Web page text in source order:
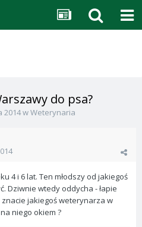
do psa?
2014wWeterynaria
4 i 6 lat. Ten młodszy od jakiegoś
Dziwnie wtedy oddycha - łapie
jakiegoś weterynarza w
niego okiem ?